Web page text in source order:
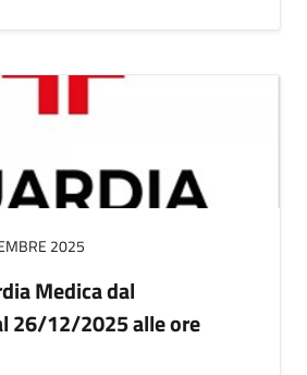
2025
Medica dal
26/12/2025 alle ore